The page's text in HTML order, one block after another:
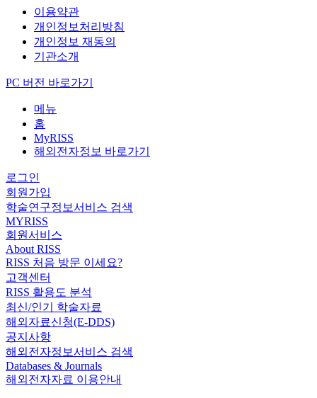
이용약관
개인정보처리방침
개인정보 재동의
기관소개
PC 버전 바로가기
메뉴
홈
MyRISS
해외전자정보 바로가기
로그인
회원가입
학술연구정보서비스 검색
MYRISS
회원서비스
About RISS
RISS 처음 방문 이세요?
고객센터
RISS 활용도 분석
최신/인기 학술자료
해외자료신청(E-DDS)
공지사항
해외전자정보서비스 검색
Databases & Journals
해외전자자료 이용안내